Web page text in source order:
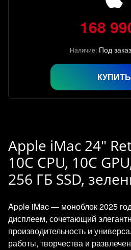
168
Наличие: Под
КУПИТЬ
Apple iMac 24"
10C CPU, 10C
256 ГБ SSD,
Apple iMac — моноблок 2025
дисплеем, сочетающий
производительность и
работы, творчества и